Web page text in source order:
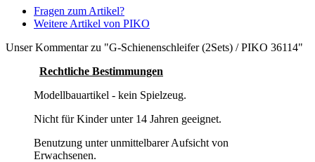
Fragen zum Artikel?
Weitere Artikel von PIKO
Unser Kommentar zu "G-Schienenschleifer (2Sets) / PIKO 36114"
Rechtliche Bestimmungen
Modellbauartikel - kein Spielzeug.
Nicht für Kinder unter 14 Jahren geeignet.
Benutzung unter unmittelbarer Aufsicht von
Erwachsenen.